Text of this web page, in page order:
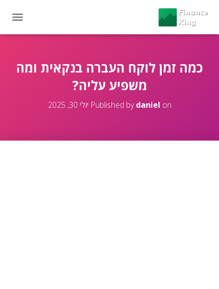
O
Eכמה זמן לוקח העברה בנקאית ומה
משפיע עליה?
Published bydaniel on יולי 30, 2025